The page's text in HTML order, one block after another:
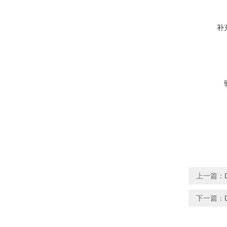
补
上一篇：
下一篇：